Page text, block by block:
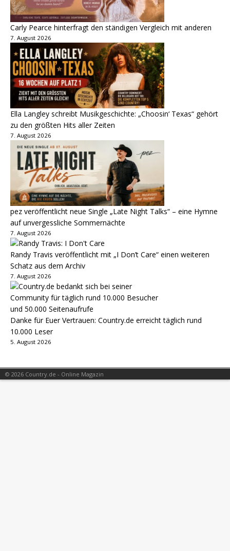
Carly Pearce hinterfragt den ständigen Vergleich mit anderen
7. August 2026
Ella Langley schreibt Musikgeschichte: „Choosin‘ Texas“ gehört
zu den größten Hits aller Zeiten
7. August 2026
pez veröffentlicht neue Single „Late Night Talks“ – eine Hymne
auf unvergessliche Sommernächte
7. August 2026
Randy Travis veröffentlicht mit „I Don’t Care“ einen weiteren
Schatz aus dem Archiv
7. August 2026
Danke für Euer Vertrauen: Country.de erreicht täglich rund
10.000 Leser
5. August 2026
© 2026 Country.de - Online Magazin